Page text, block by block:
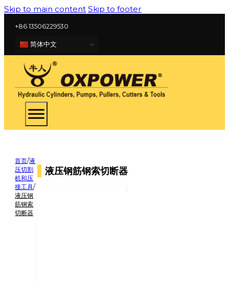
Skip to main content Skip to footer
+86 13506229530
简体中文
首页/液
压切割
机和压
接工具/
液压钢
筋钢索
切断器
液压钢筋钢索切断器